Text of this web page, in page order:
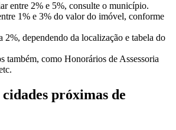
entre 2% e 5%, consulte o município.
1% e 3% do valor do imóvel, conforme
2%, dependendo da localização e tabela do
também, como Honorários de Assessoria
próximas de